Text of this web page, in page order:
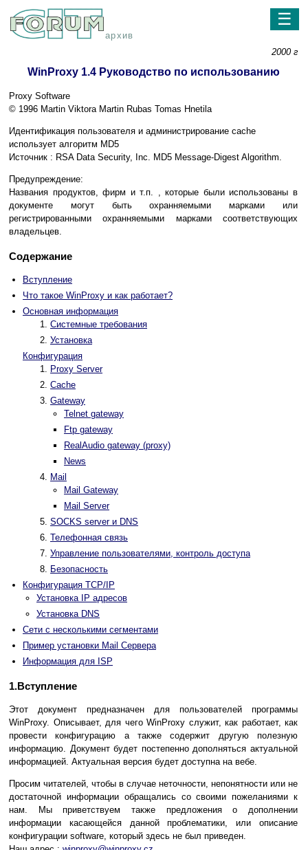
архив
☰
2000 г
WinProxy 1.4 Руководство по использованию
Proxy Software
© 1996 Martin Viktora Martin Rubas Tomas Hnetila
Идентификация пользователя и администрирование cache
использует алгоритм MD5
Источник : RSA Data Security, Inc. MD5 Message-Digest Algorithm.
Предупреждение:
Названия продуктов, фирм и т.п. , которые были использованы в
документе могут быть охранняемыми марками или
регистрированными охранняемыми марками соответствующих
владельцев.
Содержание
Вступление
Что такое WinProxy и как работает?
Основная информация
Системные требования
Установка
Конфигурация
Proxy Server
Cache
Gateway
Telnet gateway
Ftp gateway
RealAudio gateway (proxy)
News
Mail
Mail Gateway
Mail Server
SOCKS server и DNS
Телефонная связь
Управление пользователями, контроль доступа
Безопасность
Конфигурация TCP/IP
Установка IP адресов
Установка DNS
Сети с несколькими сегментами
Пример установки Mail Сервера
Информация для ISP
1.Вступление
Этот документ предназначен для пользователей программы
WinProxy. Описывает, для чего WinProxy служит, как работает, как
провести конфигурацию а также содержит другую полезную
информацию. Документ будет постепенно дополняться актуальной
информацией. Актуальная версия будет доступна на вебе.
Просим читателей, чтобы в случае неточности, непонятности или не
достаточной информации обращались со своими пожеланиями к
нам. Мы приветствуем также предложения о дополнении
информации касающейся данной проблематики, или описание
конфигурации software, который здесь не был приведен.